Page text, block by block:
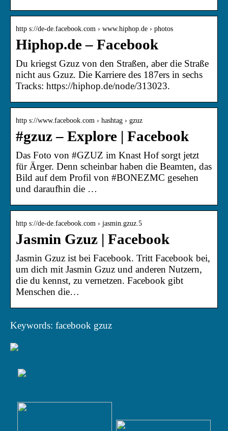
http s://de-de.facebook.com › www.hiphop.de › photos
Hiphop.de – Facebook
Du kriegst Gzuz von den Straßen, aber die Straße
nicht aus Gzuz. Die Karriere des 187ers in sechs
Tracks: https://hiphop.de/node/313023.
http s://www.facebook.com › hashtag › gzuz
‪#‎gzuz‬ – Explore | Facebook
Das Foto von #GZUZ im Knast Hof sorgt jetzt
für Ärger. Denn scheinbar haben die Beamten, das
Bild auf dem Profil von #BONEZMC gesehen
und daraufhin die …
http s://de-de.facebook.com › jasmin.gzuz.5
Jasmin Gzuz | Facebook
Jasmin Gzuz ist bei Facebook. Tritt Facebook bei,
um dich mit Jasmin Gzuz und anderen Nutzern,
die du kennst, zu vernetzen. Facebook gibt
Menschen die…
Keywords: facebook gzuz